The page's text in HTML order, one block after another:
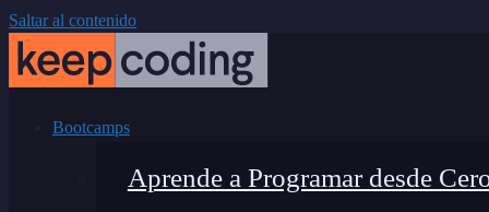
Saltar al contenido
Bootcamps
Aprende a Programar desde